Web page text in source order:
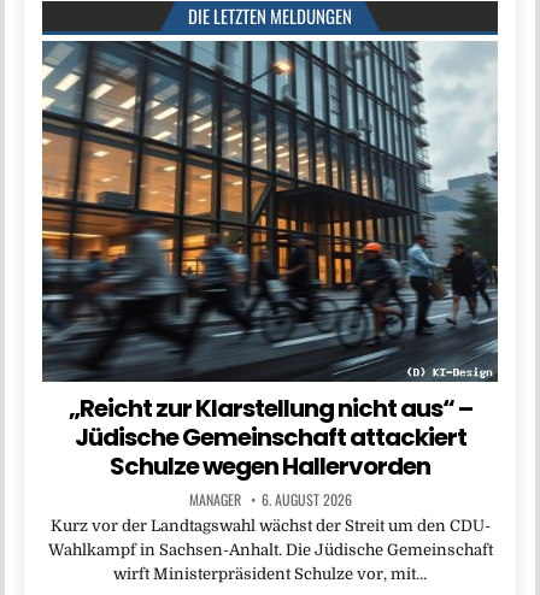
DIE LETZTEN MELDUNGEN
„Reicht zur Klarstellung nicht aus“ –
Jüdische Gemeinschaft attackiert
Schulze wegen Hallervorden
MANAGER 6. AUGUST 2026
Kurz vor der Landtagswahl wächst der Streit um den CDU-
Wahlkampf in Sachsen-Anhalt. Die Jüdische Gemeinschaft
wirft Ministerpräsident Schulze vor, mit…